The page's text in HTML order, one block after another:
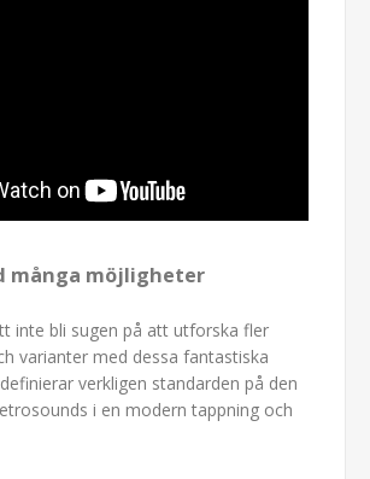
många möjligheter
inte bli sugen på att utforska fler
varianter med dessa fantastiska
verkligen standarden på den
i en modern tappning och